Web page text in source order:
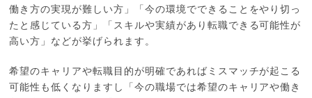
働き方の実現が難しい方」「今の環境でできることをやり切っ
たと感じている方」「スキルや実績があり転職できる可能性が
高い方」などが挙げられます。
希望のキャリアや転職目的が明確であればミスマッチが起こる
可能性も低くなりますし「今の職場では希望のキャリアや働き